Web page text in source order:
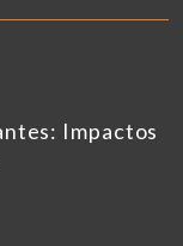
Impactos